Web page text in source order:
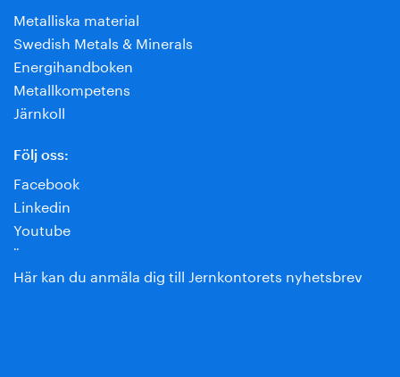
Metalliska material
Swedish Metals & Minerals
Energihandboken
Metallkompetens
Järnkoll
Följ oss:
Facebook
Linkedin
Youtube
¨
Här kan du anmäla dig till Jernkontorets nyhetsbrev